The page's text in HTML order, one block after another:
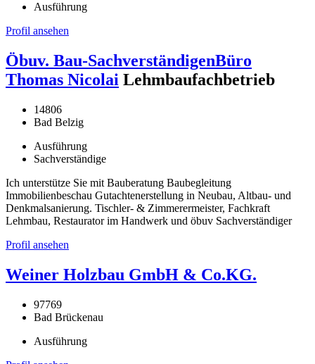
Ausführung
Profil ansehen
Öbuv. Bau-SachverständigenBüro
Thomas Nicolai Lehmbaufachbetrieb
14806
Bad Belzig
Ausführung
Sachverständige
Ich unterstütze Sie mit Bauberatung Baubegleitung
Immobilienbeschau Gutachtenerstellung in Neubau, Altbau- und
Denkmalsanierung. Tischler- & Zimmerermeister, Fachkraft
Lehmbau, Restaurator im Handwerk und öbuv Sachverständiger
Profil ansehen
Weiner Holzbau GmbH & Co.KG.
97769
Bad Brückenau
Ausführung